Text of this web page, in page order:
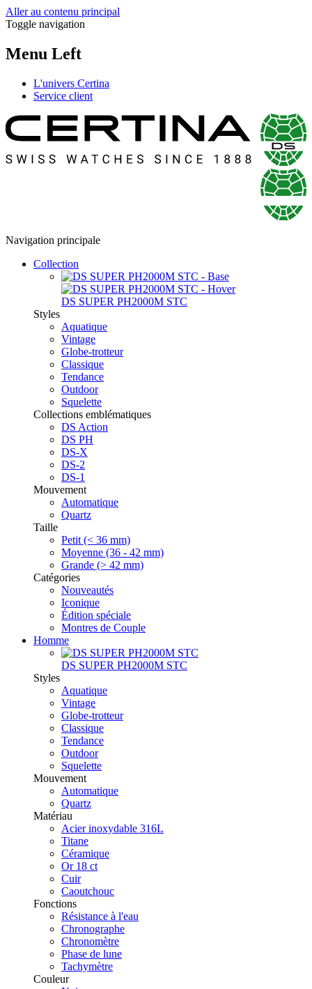
Aller au contenu principal
Toggle navigation
Menu Left
L'univers Certina
Service client
Navigation principale
Collection
DS SUPER PH2000M STC
Styles
Aquatique
Vintage
Globe-trotteur
Classique
Tendance
Outdoor
Squelette
Collections emblématiques
DS Action
DS PH
DS-X
DS-2
DS-1
Mouvement
Automatique
Quartz
Taille
Petit (< 36 mm)
Moyenne (36 - 42 mm)
Grande (> 42 mm)
Catégories
Nouveautés
Iconique
Édition spéciale
Montres de Couple
Homme
DS SUPER PH2000M STC
Styles
Aquatique
Vintage
Globe-trotteur
Classique
Tendance
Outdoor
Squelette
Mouvement
Automatique
Quartz
Matériau
Acier inoxydable 316L
Titane
Céramique
Or 18 ct
Cuir
Caoutchouc
Fonctions
Résistance à l'eau
Chronographe
Chronomètre
Phase de lune
Tachymètre
Couleur